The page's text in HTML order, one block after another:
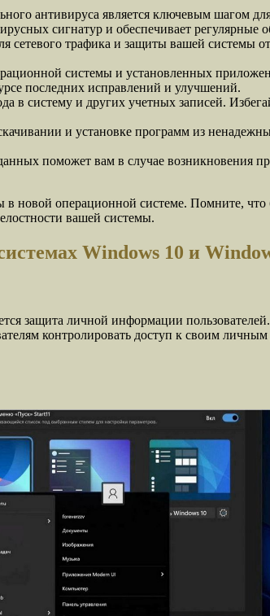
антивируса является ключевым шагом
сигнатур и обеспечивает регулярные
сетевого трафика и защиты вашей системы
системы и установленных
последних исправлений и улучшений.
систему и других учетных записей.
и установке программ из
поможет вам в случае возникновения
новой операционной системе. Помните,
вашей системы.
Windows 10 и
защита личной информации
контролировать доступ к своим